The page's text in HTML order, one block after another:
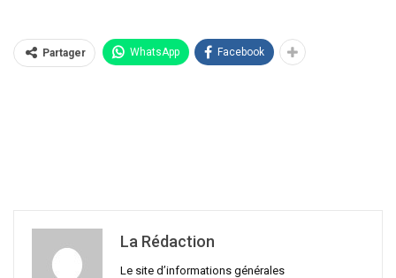
Partager WhatsApp Facebook
La Rédaction
Le site d’informations générales